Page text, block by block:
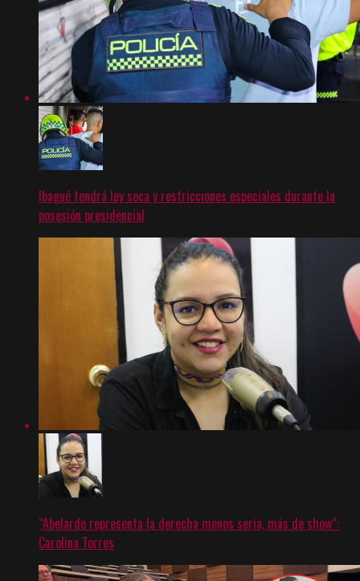
Ibagué tendrá ley seca y restricciones especiales durante la
posesión presidencial
“Abelardo representa la derecha menos seria, más de show”:
Carolina Torres